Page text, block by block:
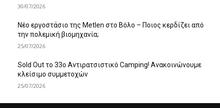
30/07/2026
Νέο εργοστάσιο της Metlen στο Βόλο – Ποιος κερδίζει από
την πολεμική βιομηχανία;
25/07/2026
Sold Out το 33ο Αντιρατσιστικό Camping! Ανακοινώνουμε
κλείσιμο συμμετοχών
25/07/2026